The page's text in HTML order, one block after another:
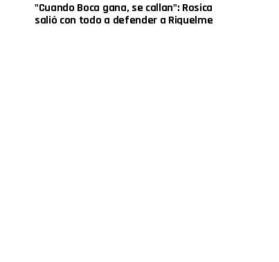
"Cuando Boca gana, se callan": Rosica
salió con todo a defender a Riquelme